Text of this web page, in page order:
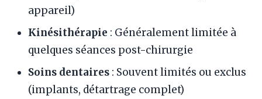
appareil)
Kinésithérapie : Généralement limitée à
quelques séances post-chirurgie
Soins dentaires : Souvent limités ou exclus
(implants, détartrage complet)